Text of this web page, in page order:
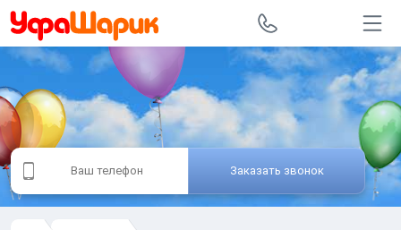
Заказать звонок